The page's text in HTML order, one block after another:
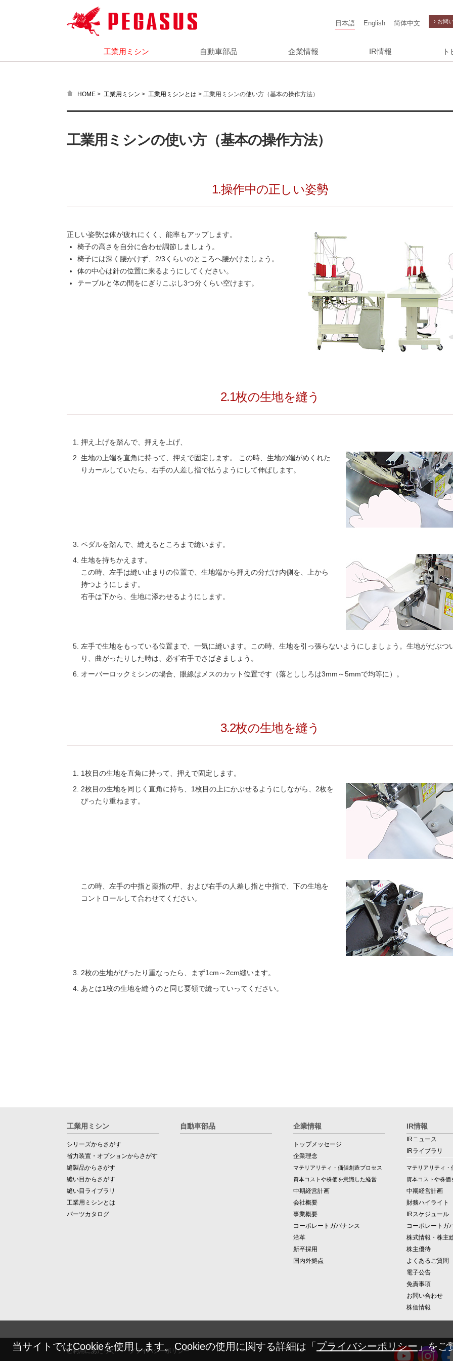
日本語 English 简体中文 › お問
工業用ミシン 自動車部品 企業情報 IR情報
HOME > 工業用ミシン > 工業用ミシンとは > 工業用ミシンの使い方（基本の操作方法）
工業用ミシンの使い方（基本の操作方法）
1.操作中の正しい姿勢
正しい姿勢は体が疲れにくく、能率もアップします。
椅子の高さを自分に合わせ調節しましょう。
椅子には深く腰かけず、2/3くらいのところへ腰かけましょう。
体の中心は針の位置に来るようにしてください。
テーブルと体の間をにぎりこぶし3つ分くらい空けます。
2.1枚の生地を縫う
押え上げを踏んで、押えを上げ、
生地の上端を直角に持って、押えで固定します。 この時、生地の端がめくれた
りカールしていたら、右手の人差し指で払うようにして伸ばします。
ペダルを踏んで、縫えるところまで縫います。
生地を持ちかえます。
この時、左手は縫い止まりの位置で、生地端から押えの分だけ内側を、上から
持つようにします。
右手は下から、生地に添わせるようにします。
左手で生地をもっている位置まで、一気に縫います。この時、生地を引っ張らないようにしましょう。生地がだぶつ
り、曲がったりした時は、必ず右手でさばきましょう。
オーバーロックミシンの場合、眼線はメスのカット位置です（落とししろは3mm～5mmで均等に）。
3.2枚の生地を縫う
1枚目の生地を直角に持って、押えで固定します。
2枚目の生地を同じく直角に持ち、1枚目の上にかぶせるようにしながら、2枚を
ぴったり重ねます。
この時、左手の中指と薬指の甲、および右手の人差し指と中指で、下の生地を
コントロールして合わせてください。
2枚の生地がぴったり重なったら、まず1cm～2cm縫います。
あとは1枚の生地を縫うのと同じ要領で縫っていってください。
工業用ミシン
シリーズからさがす
省力装置・オプションからさがす
縫製品からさがす
縫い目からさがす
縫い目ライブラリ
工業用ミシンとは
パーツカタログ
自動車部品 企業情報
トップメッセージ
企業理念
マテリアリティ・価値創造プロセス
資本コストや株価を意識した経営
中期経営計画
会社概要
事業概要
コーポレートガバナンス
沿革
新卒採用
国内外拠点
IR情報
IRニュース
IRライブラリ
マテリアリティ
資本コストや株価
中期経営計画
財務ハイライト
IRスケジュール
コーポレートガ
株式情報・株主
株主優待
よくあるご質問
電子公告
免責事項
お問い合わせ
株価情報
ご利用にあたって プライバシーポリシー
当サイトではCookieを使用します。Cookieの使用に関する詳細は「 プライバシーポリシー 」をご